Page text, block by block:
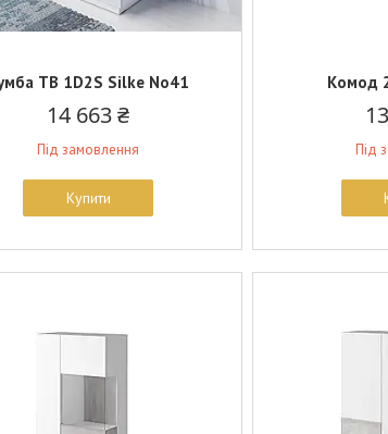
ТВ 1D2S Silke No41
14 663 ₴
Під замовлення
Купити
Комод
Під